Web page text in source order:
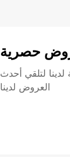
حصرية
لتلقي أحدث
العروض لدينا